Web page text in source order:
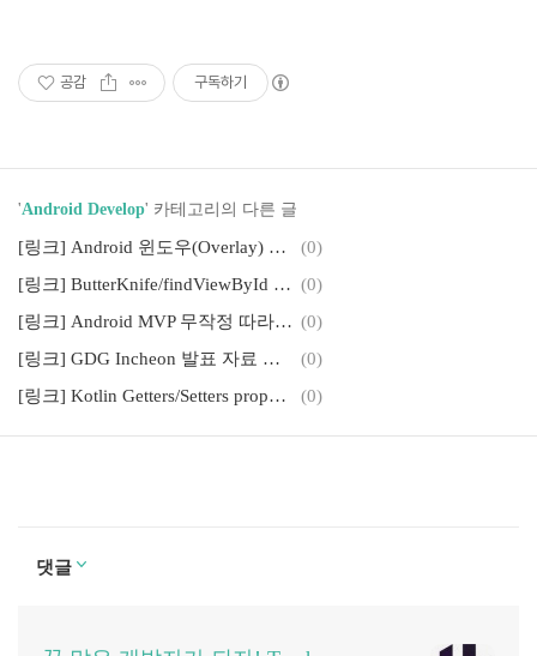
공감 구독하기
'Android Develop' 카테고리의 다른 글
[링크] Android 윈도우(Overlay) 권한 사용시 예외 사항
(0)
[링크] ButterKnife/findViewById 대신 Kotlin android extensions 사용하기 (0)
[링크] Android MVP 무작정 따라하기 - Package는 어떻게 할까? (0)
[링크] GDG Incheon 발표 자료 정리(Kotlin/MVC/MVP/MVVM)
(0)
[링크] Kotlin Getters/Setters properties 살펴보기
(0)
댓글